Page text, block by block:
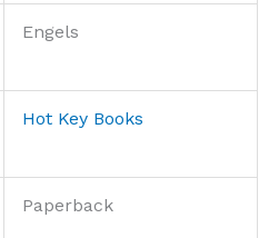
Engels
Hot Key Books
Paperback